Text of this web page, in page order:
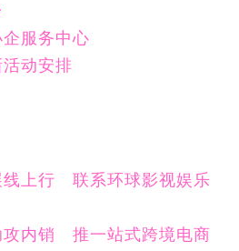
服务中心
动安排
线上行 联系环球影视娱乐
攻内销 推一站式跨境电商